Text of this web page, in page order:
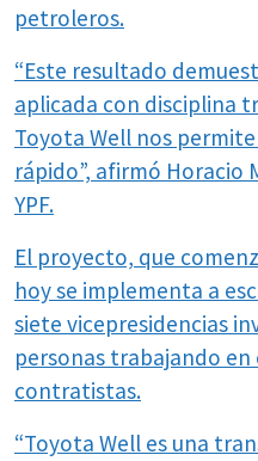
petroleros.
“Este resultado
aplicada con disciplina
Toyota Well nos
rápido”, afirmó Horacio
YPF.
El proyecto, que
hoy se implementa a
siete vicepresidencias
personas trabajando
contratistas.
“Toyota Well es una